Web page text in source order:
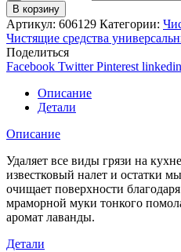
В корзину
Артикул: 606129 Категории:
Чистящие средства
Поделиться
Facebook Twitter Pinterest linkedin
Описание
Детали
Описание
Удаляет все виды грязи на
известковый налет и остатки
очищает поверхности
мраморной муки тонкого
аромат лаванды.
Детали